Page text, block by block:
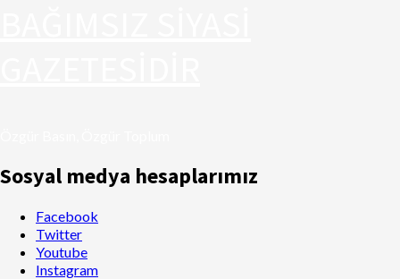
Sosyal medya hesaplarımız
Facebook
Twitter
Youtube
Instagram